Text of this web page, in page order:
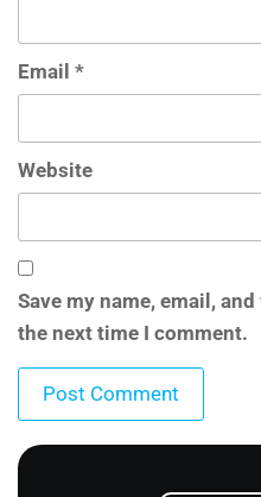
Email *
Website
Save my name, email,
the next time I comment.